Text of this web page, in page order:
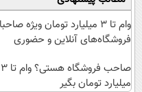
وام تا ۳ میلیارد تومان ویژه
فروشگاه‌های آنلاین و حضوری
صاحب فروشگاه هستی؟ وام تا ۳
میلیارد تومان بگیر